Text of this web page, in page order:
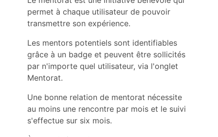
permet à chaque utilisateur de pouvoir
transmettre son expérience.
Les mentors potentiels sont identifiables
grâce à un badge et peuvent être sollicités
par n'importe quel utilisateur, via l'onglet
Mentorat.
Une bonne relation de mentorat nécessite
au moins une rencontre par mois et le suivi
s'effectue sur six mois.